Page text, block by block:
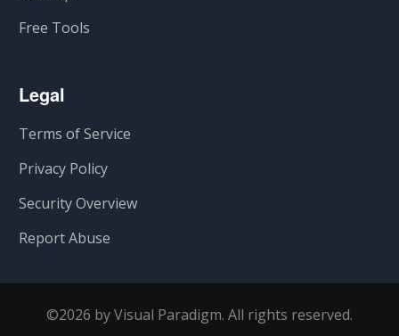
Free Tools
Legal
Terms of Service
Privacy Policy
Security Overview
Report Abuse
©2026 by Visual Paradigm. All rights reserved.